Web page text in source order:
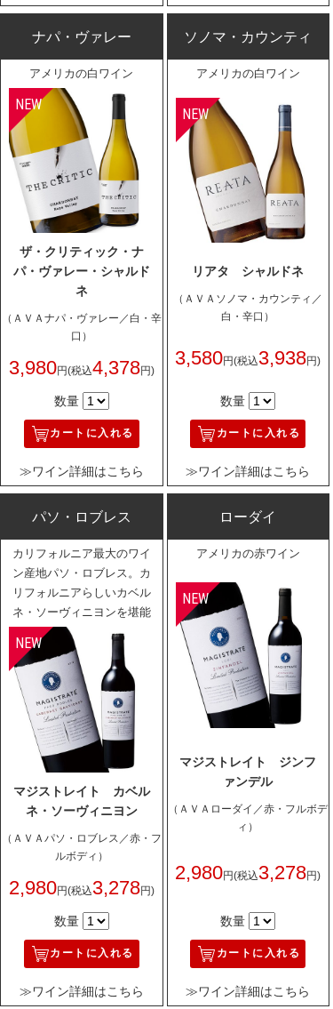
ナパ・ヴァレー
アメリカの白ワイン
ザ・クリティック・ナ
パ・ヴァレー・シャルド
ネ
（ＡＶＡナパ・ヴァレー／白・辛
口）
3,980円(税込4,378円)
数量
カートに入れる
≫ワイン詳細はこちら
ソノマ・カウンティ
アメリカの白ワイン
リアタ シャルドネ
（ＡＶＡソノマ・カウンティ／
白・辛口）
3,580円(税込3,938円)
数量
カートに入れる
≫ワイン詳細はこちら
パソ・ロブレス
カリフォルニア最大のワイ
ン産地パソ・ロブレス。カ
リフォルニアらしいカベル
ネ・ソーヴィニヨンを堪能
マジストレイト カベル
ネ・ソーヴィニヨン
（ＡＶＡパソ・ロブレス／赤・フ
ルボディ）
2,980円(税込3,278円)
数量
カートに入れる
≫ワイン詳細はこちら
ローダイ
アメリカの赤ワイン
マジストレイト ジンフ
ァンデル
（ＡＶＡローダイ／赤・フルボデ
ィ）
2,980円(税込3,278円)
数量
カートに入れる
≫ワイン詳細はこちら